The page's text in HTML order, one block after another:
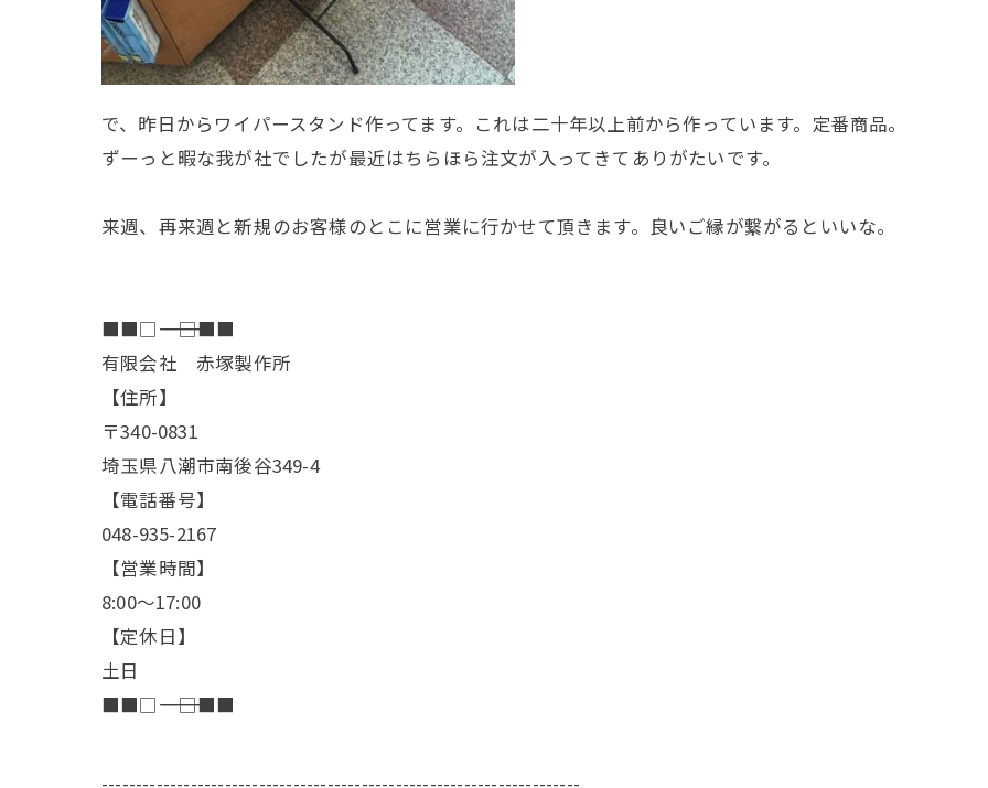
で、昨日からワイパースタンド作ってます。これは二十年以上前から作っています。定番商品。
ずーっと暇な我が社でしたが最近はちらほら注文が入ってきてありがたいです。
来週、再来週と新規のお客様のとこに営業に行かせて頂きます。良いご縁が繋がるといいな。
■■□―――――――――――――――――――□■■
有限会社 赤塚製作所
【住所】
〒340-0831
埼玉県八潮市南後谷349-4
【電話番号】
048-935-2167
【営業時間】
8:00～17:00
【定休日】
土日
■■□―――――――――――――――――――□■■
----------------------------------------------------------------------